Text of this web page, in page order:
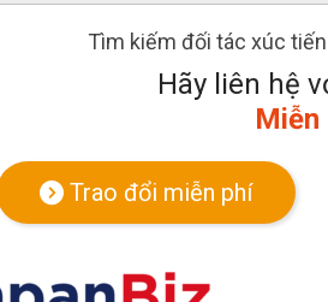
Tìm kiếm đối tác xúc
Hãy liên hệ
Miễn
Trao đổi miễn phí